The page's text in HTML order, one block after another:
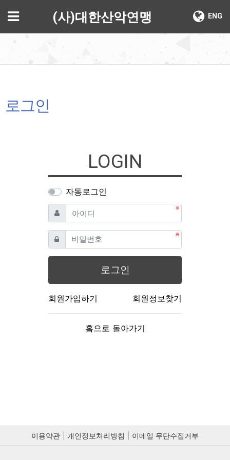
메뉴 ENG
(사)대한산악연맹
로그인
LOGIN
자동로그인
아이디 필수
비밀번호필수
로그인
회원가입하기 회원정보찾기
홈으로 돌아가기
이용약관 개인정보처리방침 이메일 무단수집거부